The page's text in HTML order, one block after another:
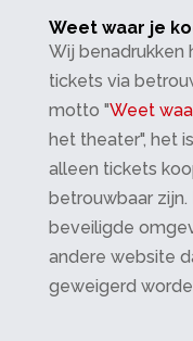
Weet waar je
Wij benadrukken
tickets via
motto "Weet
het theater", het
alleen tickets
betrouwbaar
beveiligde
andere website
geweigerd